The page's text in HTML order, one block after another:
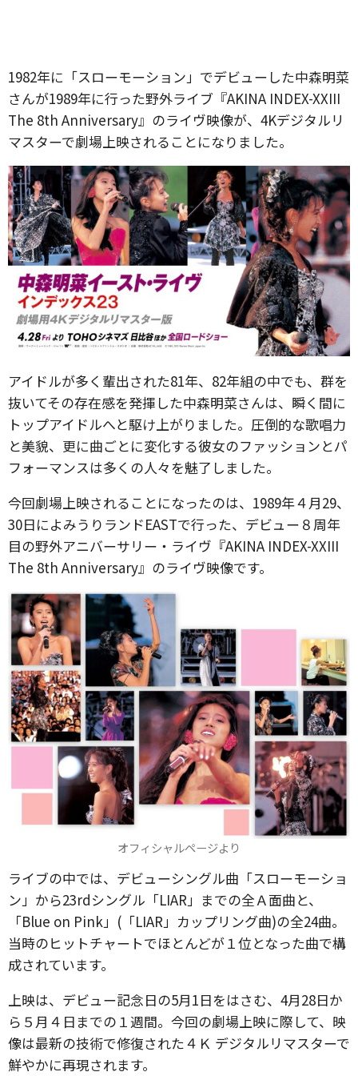
1982年に「スローモーション」でデビューした中森明菜
さんが1989年に行った野外ライブ『AKINA INDEX-XXIII
The 8th Anniversary』のライヴ映像が、4Kデジタルリ
マスターで劇場上映されることになりました。
アイドルが多く輩出された81年、82年組の中でも、群を
抜いてその存在感を発揮した中森明菜さんは、瞬く間に
トップアイドルへと駆け上がりました。圧倒的な歌唱力
と美貌、更に曲ごとに変化する彼女のファッションとパ
フォーマンスは多くの人々を魅了しました。
今回劇場上映されることになったのは、1989年４月29、
30日によみうりランドEASTで行った、デビュー８周年
目の野外アニバーサリー・ライヴ『AKINA INDEX-XXIII
The 8th Anniversary』のライヴ映像です。
オフィシャルページより
ライブの中では、デビューシングル曲「スローモーショ
ン」から23rdシングル「LIAR」までの全Ａ面曲と、
「Blue on Pink」(「LIAR」カップリング曲)の全24曲。
当時のヒットチャートでほとんどが１位となった曲で構
成されています。
上映は、デビュー記念日の5月1日をはさむ、4月28日か
ら５月４日までの１週間。今回の劇場上映に際して、映
像は最新の技術で修復された４Ｋ デジタルリマスターで
鮮やかに再現されます。